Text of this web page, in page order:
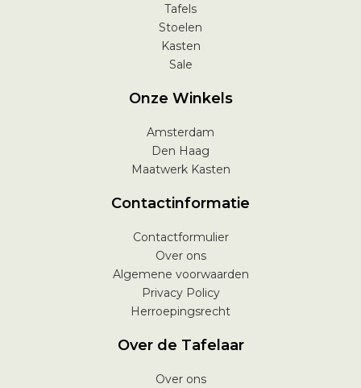
Tafels
Stoelen
Kasten
Sale
Onze Winkels
Amsterdam
Den Haag
Maatwerk Kasten
Contactinformatie
Contactformulier
Over ons
Algemene voorwaarden
Privacy Policy
Herroepingsrecht
Over de Tafelaar
Over ons